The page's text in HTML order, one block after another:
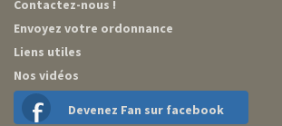
Contactez-nous !
Envoyez votre ordonnance
Liens utiles
Nos vidéos
Devenez Fan sur facebook